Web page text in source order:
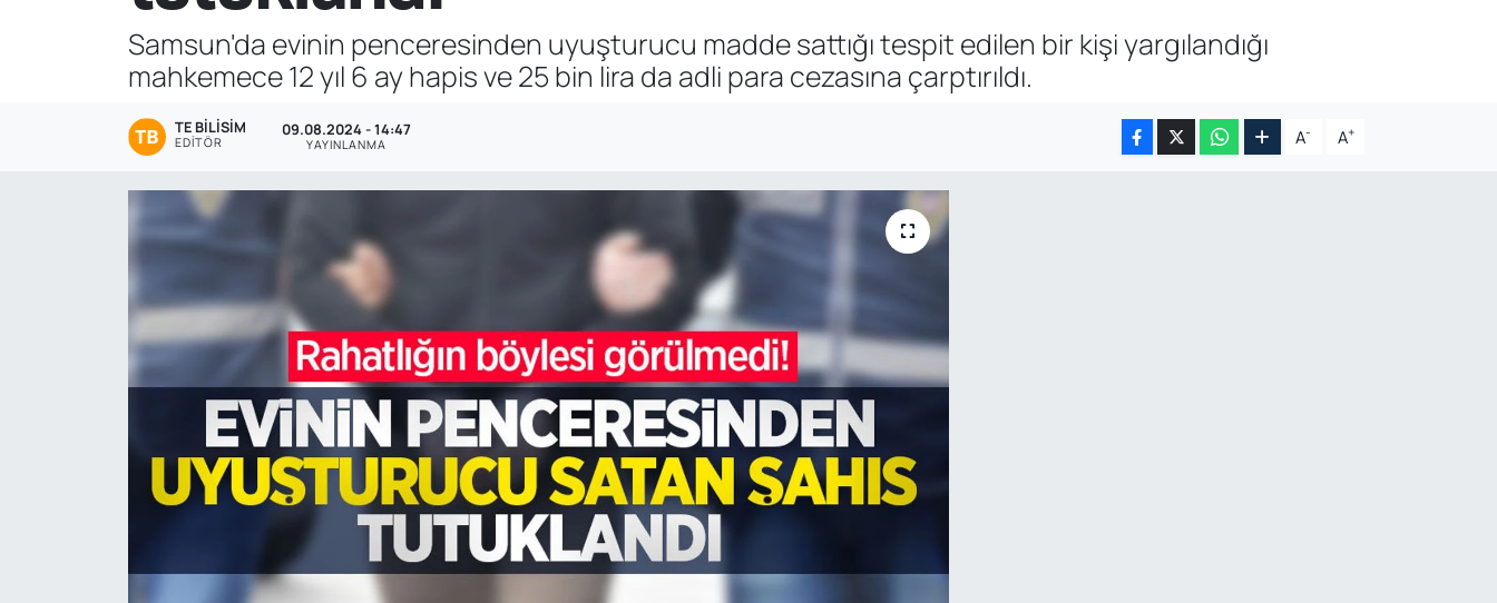
Samsun'da evinin penceresinden uyuşturucu madde sattığı tespit edilen bir kişi yargılandığı
mahkemece 12 yıl 6 ay hapis ve 25 bin lira da adli para cezasına çarptırıldı.
TE BILISIM
EDITÖR
09.08.2024 - 14:47
YAYINLANMA A- A+
Özel Haber
POLİTİKA
Siyaset